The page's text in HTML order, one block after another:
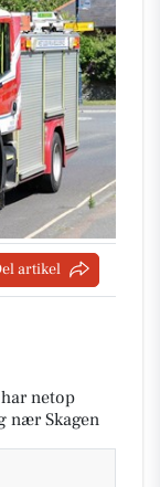
artikel
netop
nær Skagen